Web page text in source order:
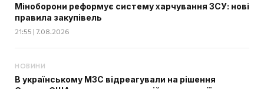
Міноборони реформує систему харчування ЗСУ: нові
правила закупівель
21:55 | 7.08.2026
НОВИНИ
В українському МЗС відреагували на рішення